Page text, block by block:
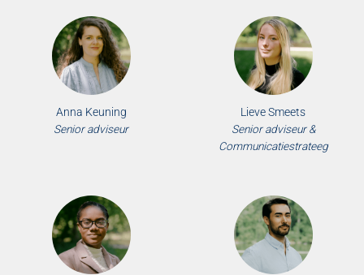
Anna Keuning
Senior adviseur
Lieve Smeets
Senior adviseur &
Communicatiestrateeg